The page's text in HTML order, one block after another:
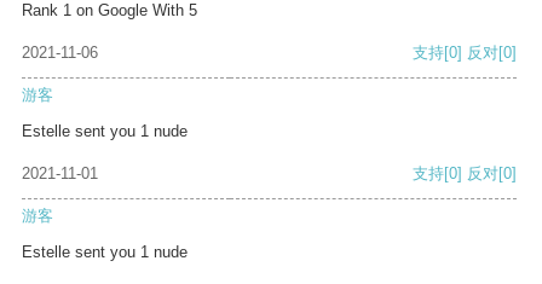
Rank 1 on Google With 5
2021-11-06 支持[0] 反对[0]
游客
Estelle sent you 1 nude
2021-11-01 支持[0] 反对[0]
游客
Estelle sent you 1 nude